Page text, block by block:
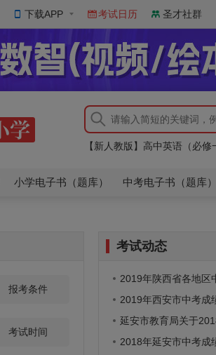
下载APP 考试日历 圣才社群
【新人教版】高中英语（必修
北京市高考英语题库（真题＋
【新人教版】高中英语（必
小学电子书（题库） 中考电子书（题库）
报考条件
考试时间
考试动态
2019年陕西省各地区
2019年西安市中考成
延安市教育局关于
2018年延安市中考成